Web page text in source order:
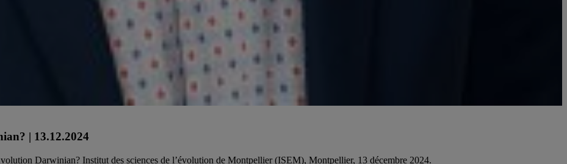
| 13.12.2024
Darwinian? Institut des sciences de l’évolution de Montpellier (ISEM), Montpellier, 13 décembre 2024.